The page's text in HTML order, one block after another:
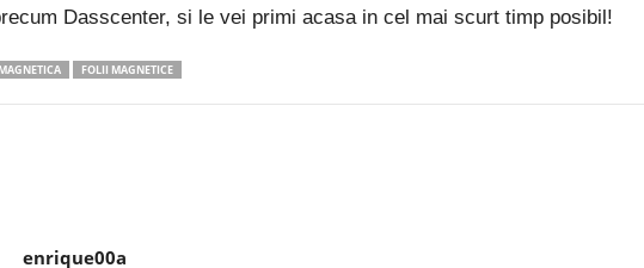
Dasscenter, si le vei primi acasa in cel mai scurt timp posibil!
FOLII MAGNETICE
enrique00a